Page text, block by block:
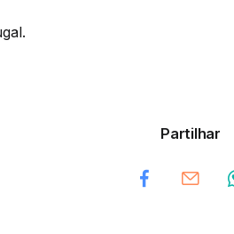
Partilhar